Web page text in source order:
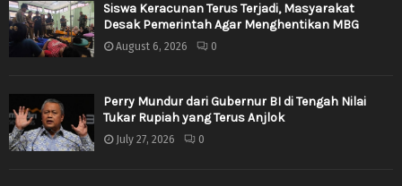
Siswa Keracunan Terus Terjadi, Masyarakat
Desak Pemerintah Agar Menghentikan MBG
August 6, 2026 0
Perry Mundur dari Gubernur BI di Tengah Nilai
Tukar Rupiah yang Terus Anjlok
July 27, 2026 0